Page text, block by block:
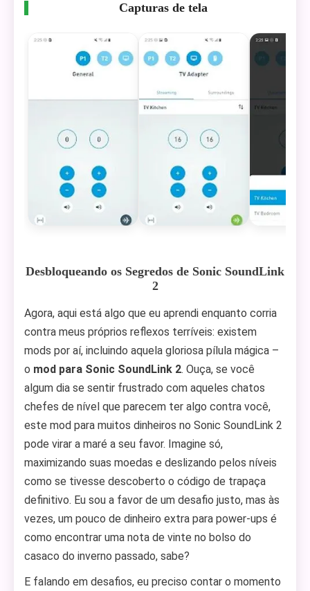
Capturas de tela
Desbloqueando os Segredos de Sonic SoundLink
2
Agora, aqui está algo que eu aprendi enquanto corria
contra meus próprios reflexos terríveis: existem
mods por aí, incluindo aquela gloriosa pílula mágica –
o mod para Sonic SoundLink 2. Ouça, se você
algum dia se sentir frustrado com aqueles chatos
chefes de nível que parecem ter algo contra você,
este mod para muitos dinheiros no Sonic SoundLink 2
pode virar a maré a seu favor. Imagine só,
maximizando suas moedas e deslizando pelos níveis
como se tivesse descoberto o código de trapaça
definitivo. Eu sou a favor de um desafio justo, mas às
vezes, um pouco de dinheiro extra para power-ups é
como encontrar uma nota de vinte no bolso do
casaco do inverno passado, sabe?
E falando em desafios, eu preciso contar o momento